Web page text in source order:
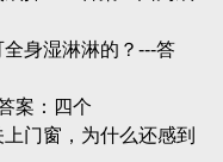
身湿淋淋的？---答
案：四个
门窗，为什么还感到